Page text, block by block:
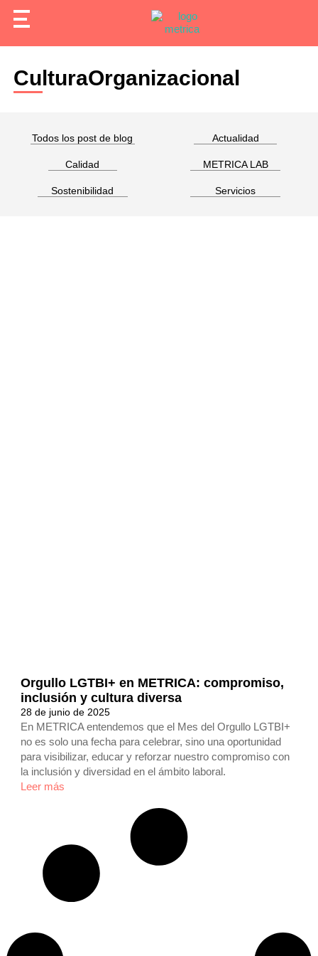
CulturaOrganizacional
Todos los post de blog Actualidad
Calidad METRICA LAB
Sostenibilidad Servicios
Orgullo LGTBI+ en METRICA: compromiso,
inclusión y cultura diversa
28 de junio de 2025
En METRICA entendemos que el Mes del Orgullo LGTBI+
no es solo una fecha para celebrar, sino una oportunidad
para visibilizar, educar y reforzar nuestro compromiso con
la inclusión y diversidad en el ámbito laboral.
Leer más